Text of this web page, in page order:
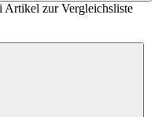
Artikel zur Vergleichsliste